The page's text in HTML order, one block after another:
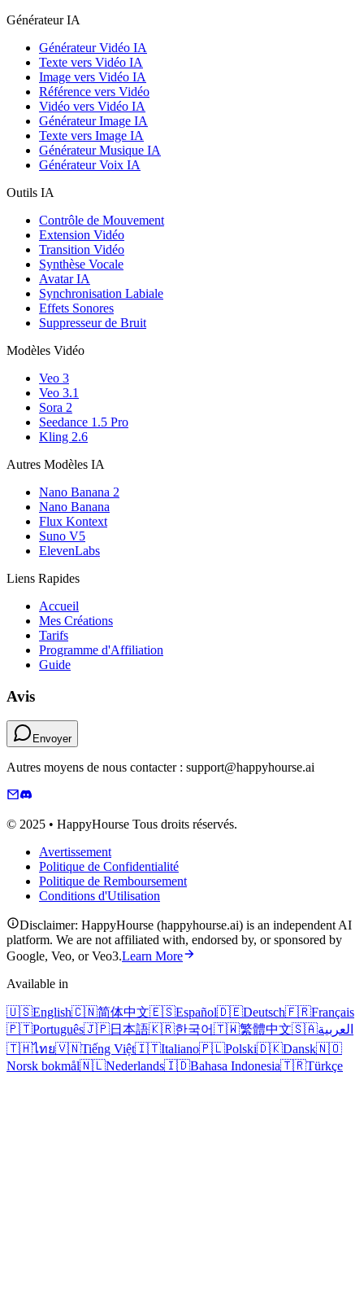
Générateur IA
Générateur Vidéo IA
Texte vers Vidéo IA
Image vers Vidéo IA
Référence vers Vidéo
Vidéo vers Vidéo IA
Générateur Image IA
Texte vers Image IA
Générateur Musique IA
Générateur Voix IA
Outils IA
Contrôle de Mouvement
Extension Vidéo
Transition Vidéo
Synthèse Vocale
Avatar IA
Synchronisation Labiale
Effets Sonores
Suppresseur de Bruit
Modèles Vidéo
Veo 3
Veo 3.1
Sora 2
Seedance 1.5 Pro
Kling 2.6
Autres Modèles IA
Nano Banana 2
Nano Banana
Flux Kontext
Suno V5
ElevenLabs
Liens Rapides
Accueil
Mes Créations
Tarifs
Programme d'Affiliation
Guide
Avis
Envoyer
Autres moyens de nous contacter : support@happyhourse.ai
© 2025 • HappyHourse Tous droits réservés.
Avertissement
Politique de Confidentialité
Politique de Remboursement
Conditions d'Utilisation
Disclaimer: HappyHourse (happyhourse.ai) is an independent AI
platform. We are not affiliated with, endorsed by, or sponsored by
Google, Veo, or Veo3.Learn More
Available in
🇺🇸English🇨🇳简体中文🇪🇸Español🇩🇪Deutsch🇫🇷Français
🇵🇹Português🇯🇵日本語🇰🇷한국어🇹🇼繁體中文🇸🇦العربية
🇹🇭ไทย🇻🇳Tiếng Việt🇮🇹Italiano🇵🇱Polski🇩🇰Dansk🇳🇴
Norsk bokmål🇳🇱Nederlands🇮🇩Bahasa Indonesia🇹🇷Türkçe